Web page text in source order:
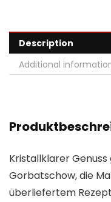
Description
Additional
Kristallklarer
Gorbatschow, die
überliefertem